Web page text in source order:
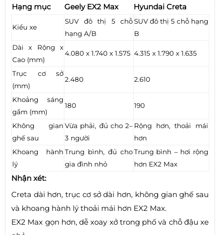
Hạng mục Geely EX2 Max Hyundai Creta
Kiểu xe
SUV đô thị 5 chỗ
hạng A/B
SUV đô thị 5 chỗ hạng
B
Dài x Rộng x
Cao (mm)
4.080 x 1.740 x 1.575 4.315 x 1.790 x 1.635
Trục cơ sở
(mm)
2.480 2.610
Khoảng sáng
gầm (mm)
180 190
Không gian
ghế sau
Vừa phải, đủ cho 2–
3 người
Rộng hơn, thoải mái
hơn
Khoang hành
lý
Trung bình, đủ cho
gia đình nhỏ
Trung bình – hơi rộng
hơn EX2 Max
Nhận xét:
Creta dài hơn, trục cơ sở dài hơn, không gian ghế sau
và khoang hành lý thoải mái hơn EX2 Max.
EX2 Max gọn hơn, dễ xoay xở trong phố và chỗ đậu xe